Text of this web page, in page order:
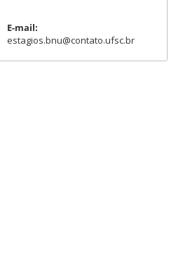
E-mail:
estagios.bnu@contato.ufsc.br